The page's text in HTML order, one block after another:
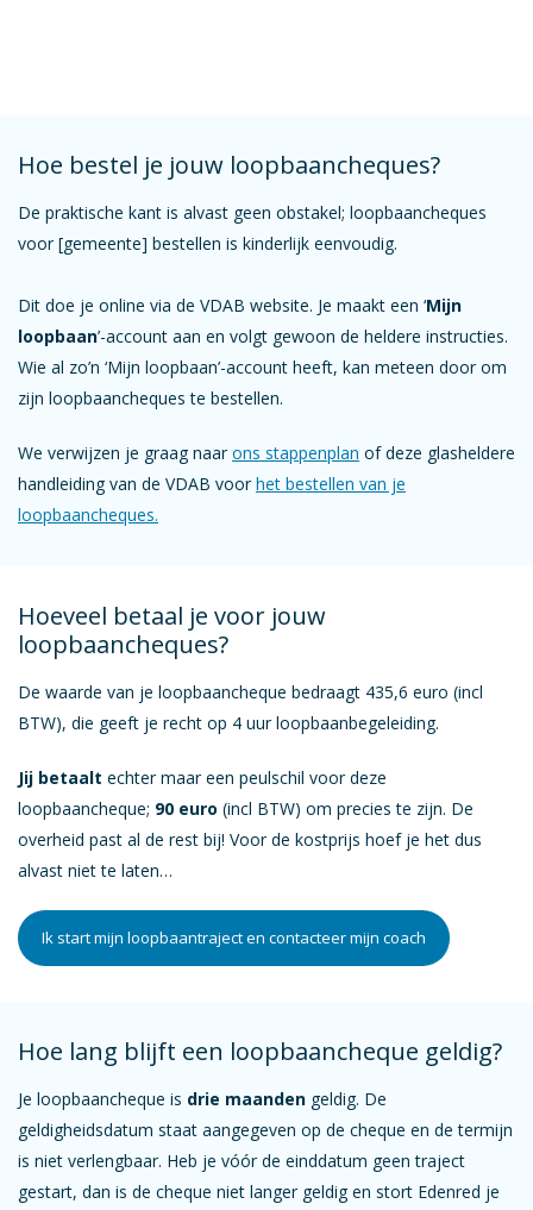
Hoe bestel je jouw loopbaancheques?
De praktische kant is alvast geen obstakel; loopbaancheques
voor [gemeente] bestellen is kinderlijk eenvoudig.
Dit doe je online via de VDAB website. Je maakt een ‘Mijn
loopbaan’-account aan en volgt gewoon de heldere instructies.
Wie al zo’n ‘Mijn loopbaan’-account heeft, kan meteen door om
zijn loopbaancheques te bestellen.
We verwijzen je graag naar ons stappenplan of deze glasheldere
handleiding van de VDAB voor het bestellen van je
loopbaancheques.
Hoeveel betaal je voor jouw
loopbaancheques?
De waarde van je loopbaancheque bedraagt 435,6 euro (incl
BTW), die geeft je recht op 4 uur loopbaanbegeleiding.
Jij betaalt echter maar een peulschil voor deze
loopbaancheque; 90 euro (incl BTW) om precies te zijn. De
overheid past al de rest bij! Voor de kostprijs hoef je het dus
alvast niet te laten…
Ik start mijn loopbaantraject en contacteer mijn coach
Hoe lang blijft een loopbaancheque geldig?
Je loopbaancheque is drie maanden geldig. De
geldigheidsdatum staat aangegeven op de cheque en de termijn
is niet verlengbaar. Heb je vóór de einddatum geen traject
gestart, dan is de cheque niet langer geldig en stort Edenred je